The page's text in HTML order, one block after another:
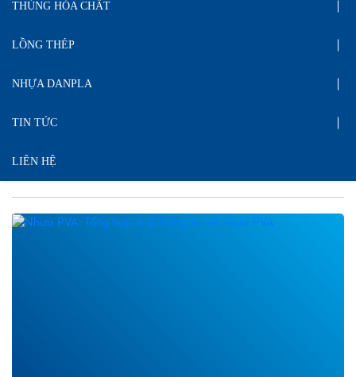
THÙNG HÓA CHẤT
LỒNG THÉP
NHỰA DANPLA
TIN TỨC
LIÊN HỆ